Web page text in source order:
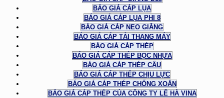
BÁO GIÁ CÁP LỤA
BÁO GIÁ CÁP LỤA PHI 8
BÁO GIÁ CÁP NEO GIẰNG
BÁO GIÁ CÁP TẢI THANG MÁY
BÁO GIÁ CÁP THÉP
BÁO GIÁ CÁP THÉP BỌC NHỰA
BÁO GIÁ CÁP THÉP CẨU
BÁO GIÁ CÁP THÉP CHỊU LỰC
BÁO GIÁ CÁP THÉP CHỐNG XOẮN
BÁO GIÁ CÁP THÉP CỦA CÔNG TY LÊ HÀ VINA